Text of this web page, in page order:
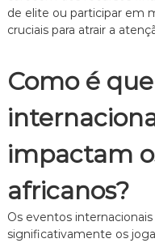
de elite ou participar em
cruciais para atrair a
Como é
impactam
africanos?
Os eventos
significativamente os